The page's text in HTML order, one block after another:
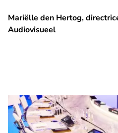
Mariëlle den Hertog,
Audiovisueel